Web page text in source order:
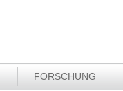
FORSCHUNG